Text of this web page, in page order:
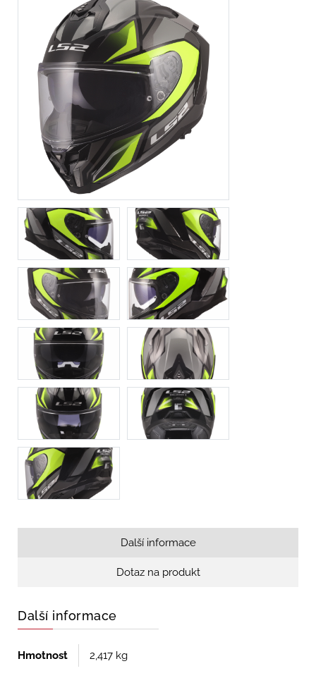
Další informace
Dotaz na produkt
Další informace
Hmotnost 2,417 kg